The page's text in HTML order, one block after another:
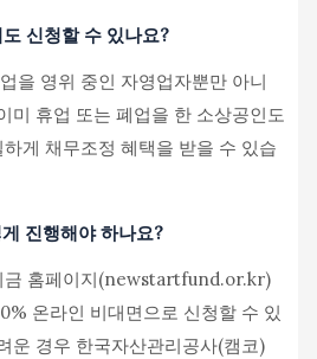
신청할 수 있나요?
을 영위 중인 자영업자뿐만 아니
미 휴업 또는 폐업을 한 소상공인도
게 채무조정 혜택을 받을 수 있습
진행해야 하나요?
금 홈페이지(newstartfund.or.kr)
온라인 비대면으로 신청할 수 있
운 경우 한국자산관리공사(캠코)